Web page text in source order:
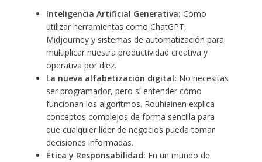
Inteligencia Artificial Generativa: Cómo
utilizar herramientas como ChatGPT,
Midjourney y sistemas de automatización para
multiplicar nuestra productividad creativa y
operativa por diez.
La nueva alfabetización digital: No necesitas
ser programador, pero sí entender cómo
funcionan los algoritmos. Rouhiainen explica
conceptos complejos de forma sencilla para
que cualquier líder de negocios pueda tomar
decisiones informadas.
Ética y Responsabilidad: En un mundo de